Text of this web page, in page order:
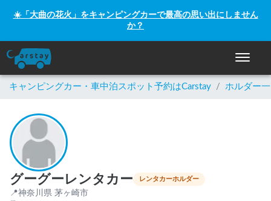
☀️「大曲の花火」をキャンピングカーで最高の思い出にしません
か？
ナビゲ
キャンピングカー・車中泊スポット予約はCarstay / ホルダー
グーグーレンタカー レンタカーホルダー
📍神奈川県 茅ヶ崎市